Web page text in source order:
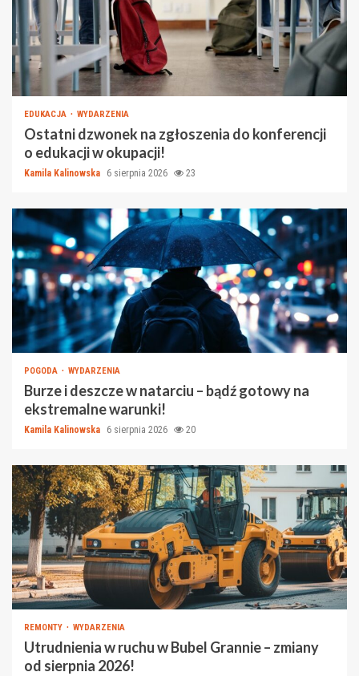
EDUKACJA WYDARZENIA
Ostatni dzwonek na zgłoszenia do konferencji
o edukacji w okupacji!
Kamila Kalinowska 6 sierpnia 2026 23
POGODA WYDARZENIA
Burze i deszcze w natarciu – bądź gotowy na
ekstremalne warunki!
Kamila Kalinowska 6 sierpnia 2026 20
REMONTY WYDARZENIA
Utrudnienia w ruchu w Bubel Grannie – zmiany
od sierpnia 2026!